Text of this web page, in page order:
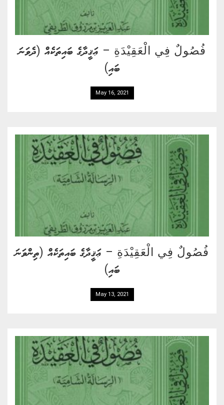
فُصُولٌ فِي الْعَقِيْدَةِ – ޢަޤީދާގެ ބައިތަކެއް (ދެވަނަ
ބައި)
May 16, 2021
فُصُولٌ فِي الْعَقِيْدَةِ – ޢަޤީދާގެ ބައިތަކެއް (ތިންވަނަ
ބައި)
May 13, 2021